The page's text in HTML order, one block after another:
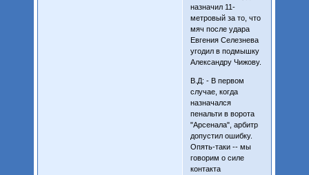
назначил 11-
метровый за то, что
мяч после удара
Евгения Селезнева
угодил в подмышку
Александру Чижову.
В.Д: - В первом
случае, когда
назначался
пенальти в ворота
"Арсенала", арбитр
допустил ошибку.
Опять-таки -- мы
говорим о силе
контакта